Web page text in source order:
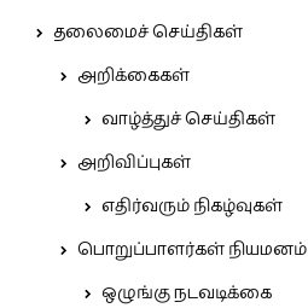
தலைமைச் செய்திகள்
அறிக்கைகள்
வாழ்த்துச் செய்திகள்
அறிவிப்புகள்
எதிர்வரும் நிகழ்வுகள்
பொறுப்பாளர்கள் நியமனம்
ஒழுங்கு நடவடிக்கை